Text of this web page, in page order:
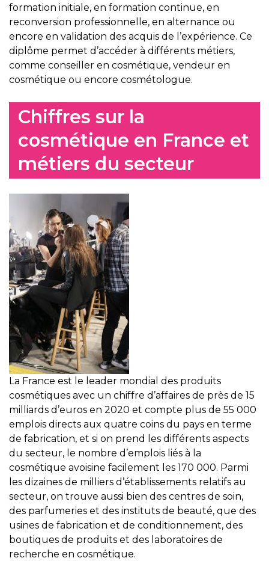
formation initiale, en formation continue, en
reconversion professionnelle, en alternance ou
encore en validation des acquis de l’expérience. Ce
diplôme permet d’accéder à différents métiers,
comme conseiller en cosmétique, vendeur en
cosmétique ou encore cosmétologue.
Chiffres sur la
cosmétique en France et
métiers du secteur
La France est le leader mondial des produits
cosmétiques avec un chiffre d’affaires de près de 15
milliards d’euros en 2020 et compte plus de 55 000
emplois directs aux quatre coins du pays en terme
de fabrication, et si on prend les différents aspects
du secteur, le nombre d’emplois liés à la
cosmétique avoisine facilement les 170 000. Parmi
les dizaines de milliers d’établissements relatifs au
secteur, on trouve aussi bien des centres de soin,
des parfumeries et des instituts de beauté, que des
usines de fabrication et de conditionnement, des
boutiques de produits et des laboratoires de
recherche en cosmétique.